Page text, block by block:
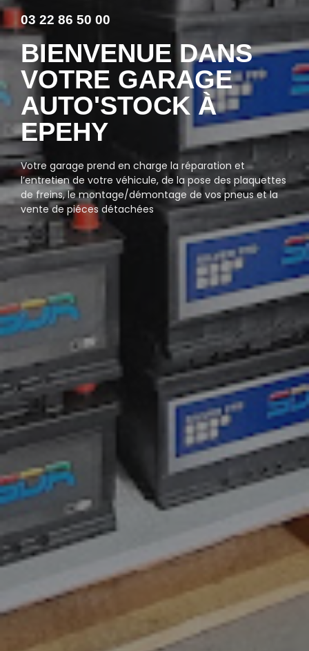
03 22 86 50 00
BIENVENUE DANS
VOTRE GARAGE
AUTO'STOCK À
EPEHY
Votre garage prend en charge la réparation et
l’entretien de votre véhicule, de la pose des plaquettes
de freins, le montage/démontage de vos pneus et la
vente de piéces détachées